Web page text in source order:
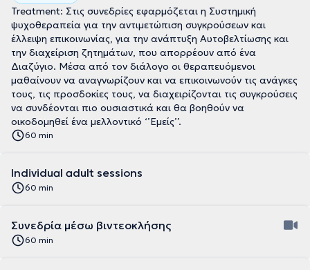
Treatment: Στις συνεδρίες εφαρμόζεται η Συστημική
ψυχοθεραπεία για την αντιμετώπιση συγκρούσεων και
έλλειψη επικοινωνίας, για την ανάπτυξη Αυτοβελτίωσης και
την διαχείριση ζητημάτων, που απορρέουν από ένα
Διαζύγιο. Μέσα από τον διάλογο οι θεραπευόμενοι
μαθαίνουν να αναγνωρίζουν και να επικοινωνούν τις ανάγκες
τους, τις προσδοκίες τους, να διαχειρίζονται τις συγκρούσεις
να συνδέονται πιο ουσιαστικά και θα βοηθούν να
οικοδομηθεί ένα μελλοντικό ‘’Εμείς’’.
60 min
Individual adult sessions
60 min
Συνεδρία μέσω βιντεοκλήσης
60 min